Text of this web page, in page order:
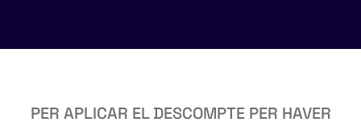
Per haver fet curs de la mateixa categoria
coincident: consultar possible descompte
PER APLICAR EL DESCOMPTE PER HAVER